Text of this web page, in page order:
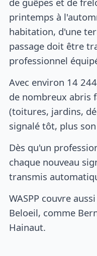
printemps à
habitation, d'une
passage doit être
professionnel
Avec environ 14
de nombreux abris
(toitures, jardins,
signalé tôt, plus
Dès qu'un
chaque nouveau
transmis
WASPP couvre
Beloeil, comme
Hainaut.